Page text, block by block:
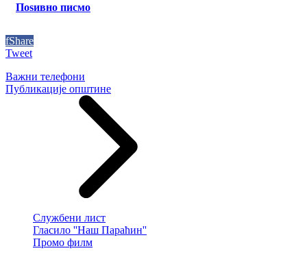
Поѕивно писмо
fShare
Tweet
Важни телефони
Публикације општине
Службени лист
Гласило ''Наш Параћин''
Промо филм